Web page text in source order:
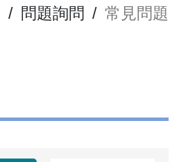
/ 問題詢問 / 常見問題